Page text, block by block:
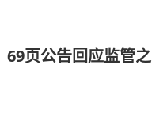
69页公告回应监管之